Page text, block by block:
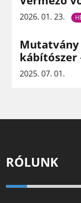
2026. 01. 23.
Mutatvány
kábítószer
2025. 07. 01.
RÓLUNK